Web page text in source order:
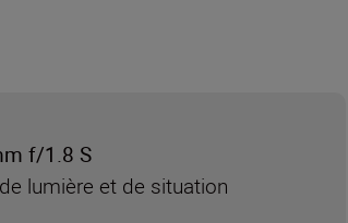
f/1.8 S
lumière et de situation